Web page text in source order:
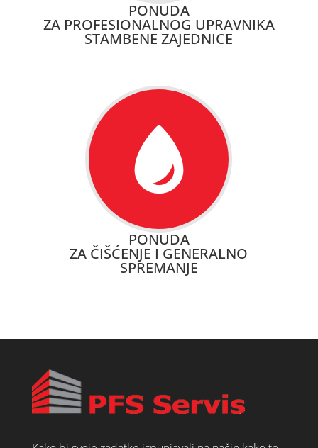
PONUDA
ZA PROFESIONALNOG UPRAVNIKA
STAMBENE ZAJEDNICE
PONUDA
ZA ČIŠĆENJE I GENERALNO
SPREMANJE